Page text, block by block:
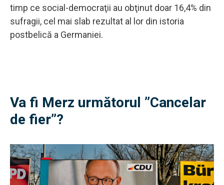
timp ce social-democraţii au obţinut doar 16,4% din
sufragii, cel mai slab rezultat al lor din istoria
postbelică a Germaniei.
Va fi Merz următorul ”Cancelar
de fier”?